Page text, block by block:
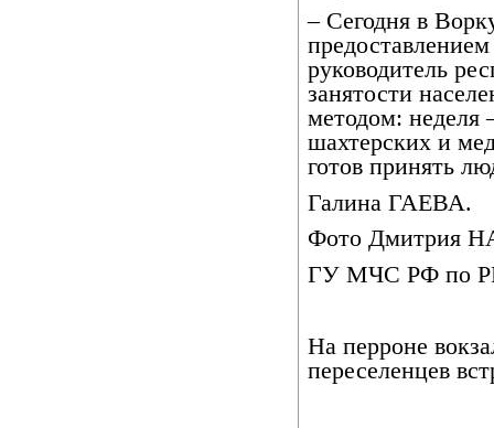
– Сегодня в
руководитель
занятости
методом: неделя
шахтерских и
готов принять
Галина ГАЕВА.
Фото Дмитрия
ГУ МЧС РФ по
На перроне
переселенцев